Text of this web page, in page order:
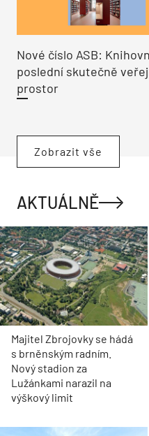
Nové číslo ASB:
poslední skutečně
prostor
Zobrazit vše
AKTUÁLNĚ
Majitel Zbrojovky se hádá
s brněnským radním.
Nový stadion za
Lužánkami narazil na
výškový limit